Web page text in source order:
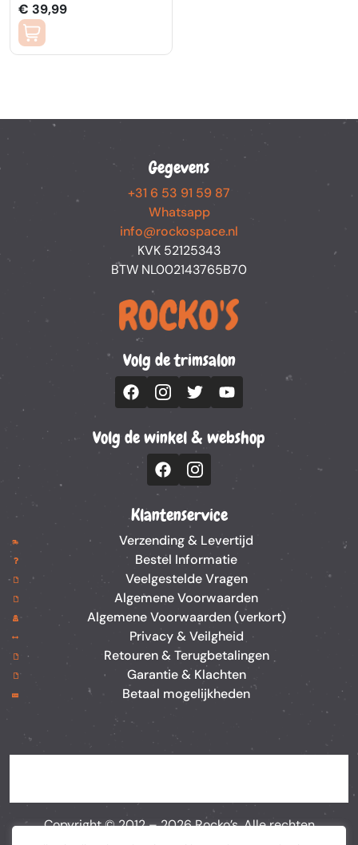
€ 39,99
Gegevens
+31 6 53 91 59 87
Whatsapp
info@rockospace.nl
KVK 52125343
BTW NL002143765B70
Volg de trimsalon
Volg de winkel & webshop
Klantenservice
Verzending & Levertijd
Bestel Informatie
Veelgestelde Vragen
Algemene Voorwaarden
Algemene Voorwaarden (verkort)
Privacy & Veilgheid
Retouren & Terugbetalingen
Garantie & Klachten
Betaal mogelijkheden
Copyright © 2012 –2026Rocko’s. Alle rechten